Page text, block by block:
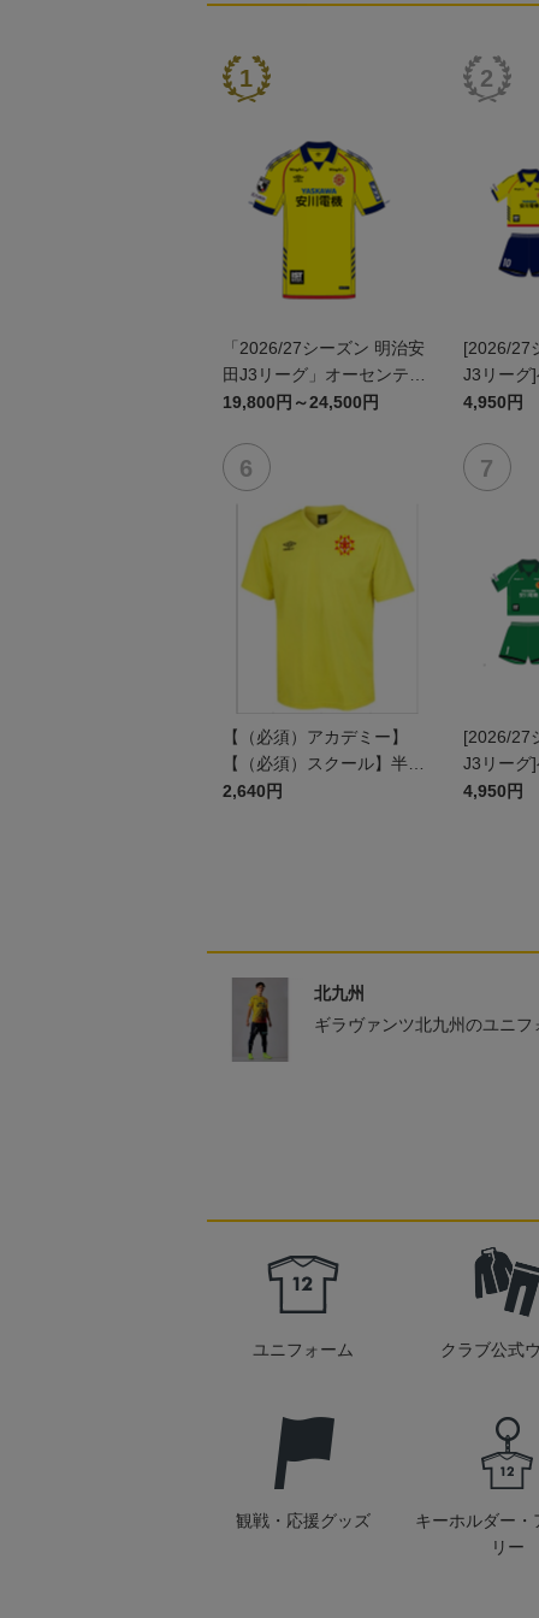
「2026/27シーズン 明治安
田J3リーグ」オーセンティ
ックユニフォームFP1st
19,800円～24,500円
[2026/27
J3リーグ]
ム上下セ
4,950円
【（必須）アカデミー】
【（必須）スクール】半袖
プラクティスシャツ JR
2,640円
[2026/27
J3リーグ]
ム上下セ
4,950円
北九州
ギラヴァンツ北九州のユニフ
ユニフォーム クラブ公式
観戦・応援グッズ
キーホルダー・
リー